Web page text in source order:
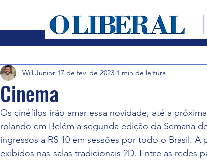
Cultura Política Entretenimento
Cinema
Will Junior 17 de fev. de 2023 1 min de leitura
Os cinéfilos irão amar essa novidade, até a
rolando em Belém a segunda edição da Semana
ingressos a R$ 10 em sessões por todo o Brasil. A
exibidos nas salas tradicionais 2D. Entre as redes